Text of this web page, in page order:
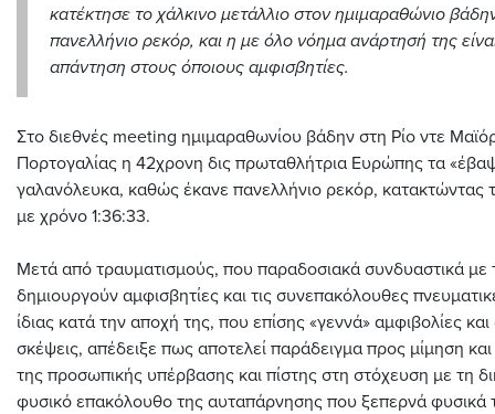
κατέκτησε το χάλκινο μετάλλιο στον ημιμαραθώνιο
πανελλήνιο ρεκόρ, και η με όλο νόημα ανάρτησή της
απάντηση στους όποιους αμφισβητίες.
Στο διεθνές meeting ημιμαραθωνίου βάδην στη Ρίο ντε
Πορτογαλίας η 42χρονη δις πρωταθλήτρια Ευρώπης τα
γαλανόλευκα, καθώς έκανε πανελλήνιο ρεκόρ, κατακτώντας
με χρόνο 1:36:33.
Μετά από τραυματισμούς, που παραδοσιακά συνδυαστικά με
δημιουργούν αμφισβητίες και τις συνεπακόλουθες
ίδιας κατά την αποχή της, που επίσης «γεννά» αμφιβολίες
σκέψεις, απέδειξε πως αποτελεί παράδειγμα προς μίμηση
της προσωπικής υπέρβασης και πίστης στη στόχευση με τη
φυσικό επακόλουθο της αυταπάρνησης που ξεπερνά φυσικά